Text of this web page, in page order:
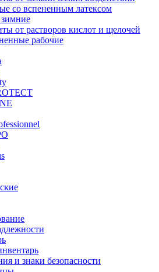
со вспененным латексом
от растворов кислот и щелочей
рабочие
и знаки безопасности